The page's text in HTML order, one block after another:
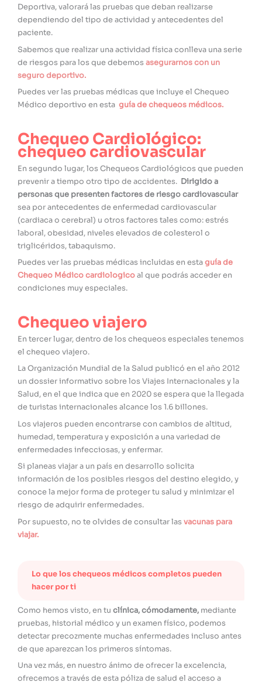
Deportiva, valorará las pruebas que deban realizarse
dependiendo del tipo de actividad y antecedentes del
paciente.
Sabemos que realizar una actividad física conlleva una serie
de riesgos para los que debemos asegurarnos con un
seguro deportivo.
Puedes ver las pruebas médicas que incluye el Chequeo
Médico deportivo en esta guía de chequeos médicos.
Chequeo Cardiológico:
chequeo cardiovascular
En segundo lugar, los Chequeos Cardiológicos que pueden
prevenir a tiempo otro tipo de accidentes. Dirigido a
personas que presenten factores de riesgo cardiovascular
sea por antecedentes de enfermedad cardiovascular
(cardiaca o cerebral) u otros factores tales como: estrés
laboral, obesidad, niveles elevados de colesterol o
triglicéridos, tabaquismo.
Puedes ver las pruebas médicas incluidas en estaguía de
Chequeo Médico cardiologicoal que podrás acceder en
condiciones muy especiales.
Chequeo viajero
En tercer lugar, dentro de los chequeos especiales tenemos
el chequeo viajero.
La Organización Mundial de la Salud publicó en el año 2012
un dossier informativo sobre los Viajes Internacionales y la
Salud, en el que indica que en 2020 se espera que la llegada
de turistas internacionales alcance los 1.6 billones.
Los viajeros pueden encontrarse con cambios de altitud,
humedad, temperatura y exposición a una variedad de
enfermedades infecciosas, y enfermar.
Si planeas viajar a un país en desarrollo solicita
información de los posibles riesgos del destino elegido, y
conoce la mejor forma de proteger tu salud y minimizar el
riesgo de adquirir enfermedades.
Por supuesto, no te olvides de consultar las vacunas para
viajar.
Lo que los chequeos médicos completos pueden
hacer por ti
Como hemos visto, en tu clínica, cómodamente, mediante
pruebas, historial médico y un examen físico, podemos
detectar precozmente muchas enfermedades incluso antes
de que aparezcan los primeros síntomas.
Una vez más, en nuestro ánimo de ofrecer la excelencia,
ofrecemos a través de esta póliza de salud el acceso a